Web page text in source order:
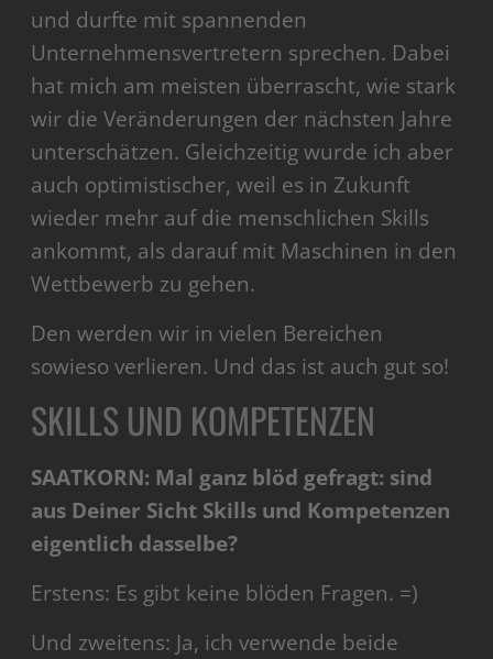
und durfte mit spannenden
Unternehmensvertretern sprechen. Dabei
hat mich am meisten überrascht, wie stark
wir die Veränderungen der nächsten Jahre
unterschätzen. Gleichzeitig wurde ich aber
auch optimistischer, weil es in Zukunft
wieder mehr auf die menschlichen Skills
ankommt, als darauf mit Maschinen in den
Wettbewerb zu gehen.
Den werden wir in vielen Bereichen
sowieso verlieren. Und das ist auch gut so!
SKILLS UND KOMPETENZEN
SAATKORN: Mal ganz blöd gefragt: sind
aus Deiner Sicht Skills und Kompetenzen
eigentlich dasselbe?
Erstens: Es gibt keine blöden Fragen. =)
Und zweitens: Ja, ich verwende beide